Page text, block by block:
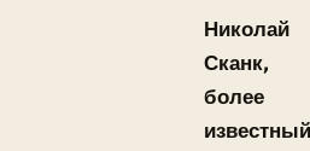
Николай
Сканк,
более
известный